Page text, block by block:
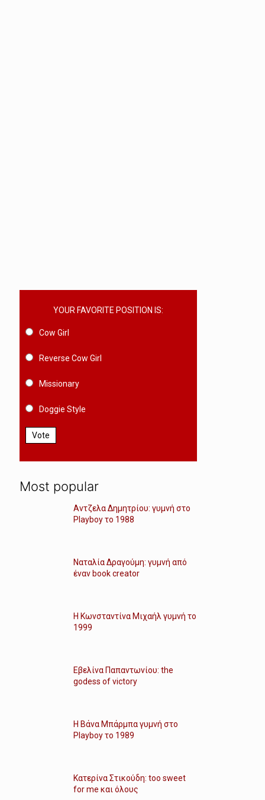
YOUR FAVORITE POSITION IS:
Cow Girl
Reverse Cow Girl
Missionary
Doggie Style
Vote
Most popular
Αντζελα Δημητρίου: γυμνή στο
Playboy το 1988
Ναταλία Δραγούμη: γυμνή από
έναν book creator
Η Κωνσταντίνα Μιχαήλ γυμνή το
1999
Εβελίνα Παπαντωνίου: the
godess of victory
Η Βάνα Μπάρμπα γυμνή στο
Playboy το 1989
Κατερίνα Στικούδη: too sweet
for me και όλους